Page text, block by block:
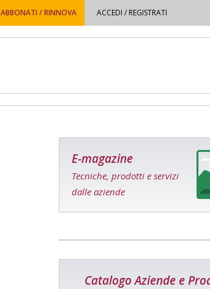
ABBONATI / RINNOVA ACCEDI / REGISTRATI
E-magazine
Tecniche, prodotti e servizi
dalle aziende
Catalogo Aziende e